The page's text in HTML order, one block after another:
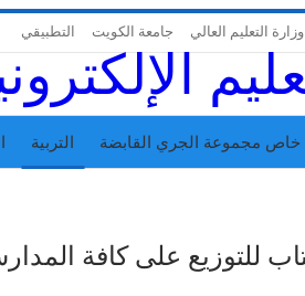
وزارة التعليم العالي جامعة الكويت التطبيقي
خاص مجموعة الجري القابضة التربية